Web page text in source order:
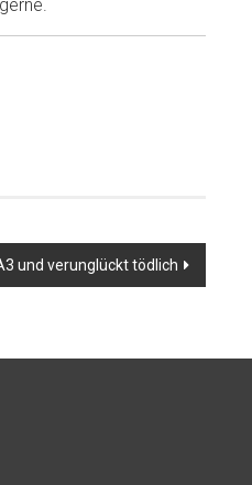
und verunglückt tödlich